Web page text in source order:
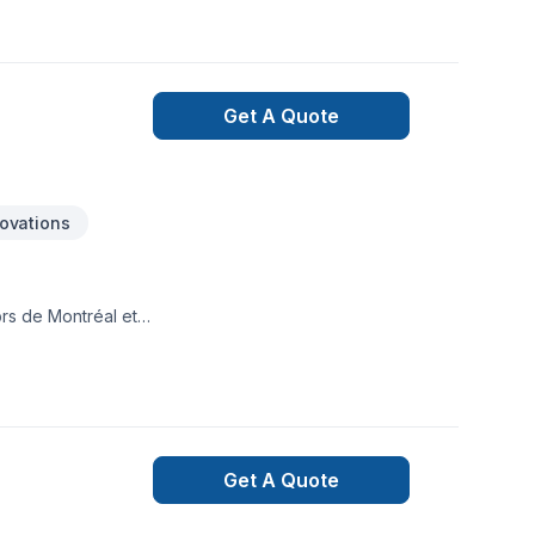
Get A Quote
Get A Quote